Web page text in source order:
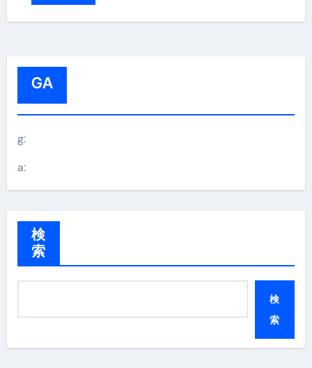
GA
g:
a:
検
索
検
索